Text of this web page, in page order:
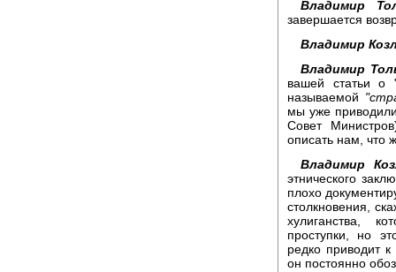
Владимир
завершается
Владимир
Владимир
вашей статьи о
называемой
мы уже
Совет
описать нам, что
Владимир
этнического
плохо
столкновения,
хулиганства,
проступки, но
редко приводит
он постоянно